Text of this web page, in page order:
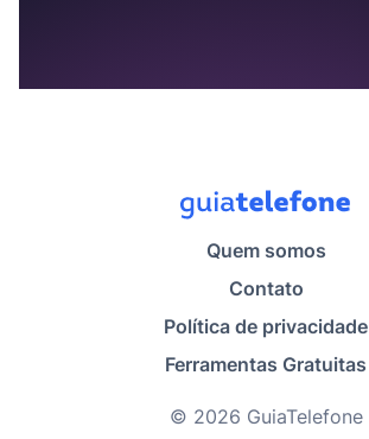
Quem somos
Contato
Política de privacidade
Ferramentas Gratuitas
© 2026 GuiaTelefone